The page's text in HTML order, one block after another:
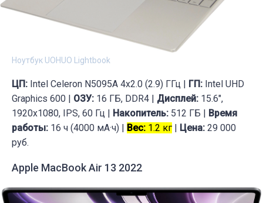
Ноутбук UOHUO Lightbook
ЦП: Intel Celeron N5095A 4х2.0 (2.9) ГГц | ГП: Intel UHD
Graphics 600 | ОЗУ: 16 ГБ, DDR4 | Дисплей: 15.6",
1920x1080, IPS, 60 Гц | Накопитель: 512 ГБ | Время
работы: 16 ч (4000 мА·ч) | Вес: 1.2 кг | Цена: 29 000
руб.
Apple MacBook Air 13 2022